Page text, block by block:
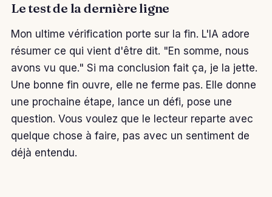
Le test de la dernière ligne
Mon ultime vérification porte sur la fin. L'IA adore
résumer ce qui vient d'être dit. "En somme, nous
avons vu que." Si ma conclusion fait ça, je la jette.
Une bonne fin ouvre, elle ne ferme pas. Elle donne
une prochaine étape, lance un défi, pose une
question. Vous voulez que le lecteur reparte avec
quelque chose à faire, pas avec un sentiment de
déjà entendu.